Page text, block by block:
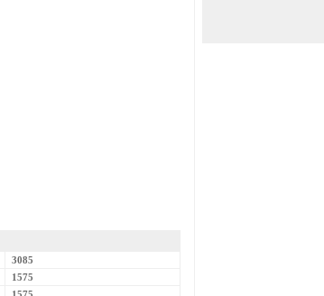
3085
1575